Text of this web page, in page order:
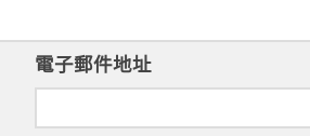
電子郵件地址